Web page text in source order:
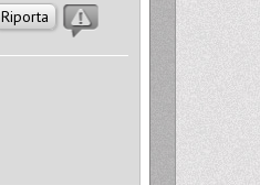
Riporta